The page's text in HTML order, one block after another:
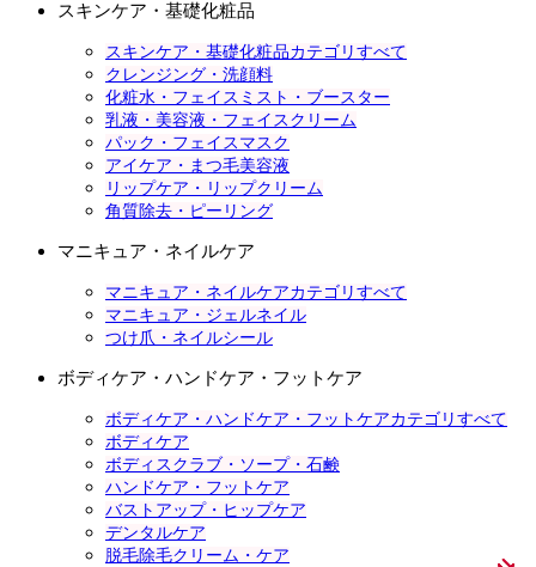
スキンケア・基礎化粧品
スキンケア・基礎化粧品カテゴリすべて
クレンジング・洗顔料
化粧水・フェイスミスト・ブースター
乳液・美容液・フェイスクリーム
パック・フェイスマスク
アイケア・まつ毛美容液
リップケア・リップクリーム
角質除去・ピーリング
マニキュア・ネイルケア
マニキュア・ネイルケアカテゴリすべて
マニキュア・ジェルネイル
つけ爪・ネイルシール
ボディケア・ハンドケア・フットケア
ボディケア・ハンドケア・フットケアカテゴリすべて
ボディケア
ボディスクラブ・ソープ・石鹸
ハンドケア・フットケア
バストアップ・ヒップケア
デンタルケア
脱毛除毛クリーム・ケア